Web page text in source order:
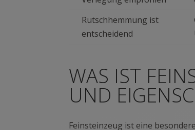
Rutschhemmung ist
entscheidend
WAS IST
UND
Feinsteinzeug ist eine